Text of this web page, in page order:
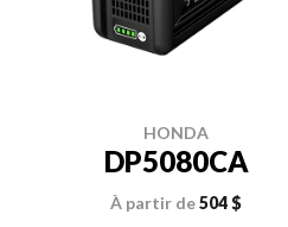
HONDA
DP5080CA
À partir de504 $